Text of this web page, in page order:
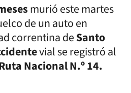
murió este martes
de un auto en
correntina deSanto
vial se registró al
Nacional N.º 14.